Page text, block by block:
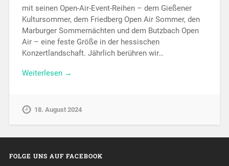
mit seinen Open-Air-Event-Reihen – dem Gießener
Kultursommer, dem Friedberg Open Air Sommer, den
Marburger Sommernächten und dem Butzbach Open
Air – eine feste Größe in der hessischen
Konzertlandschaft. Jährlich berühren wir…
Weiterlesen →
18. August 2024
FOLGE UNS AUF FACEBOOK